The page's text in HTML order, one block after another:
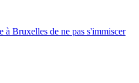
Bruxelles de ne pas s'immiscer